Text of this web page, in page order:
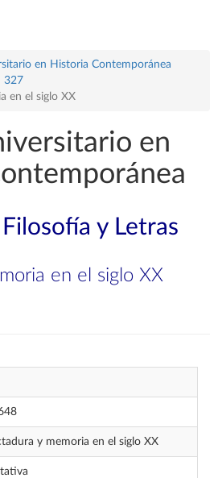
en Historia Contemporánea
327
en el siglo XX
en
y Letras
en el siglo XX
y memoria en el siglo XX